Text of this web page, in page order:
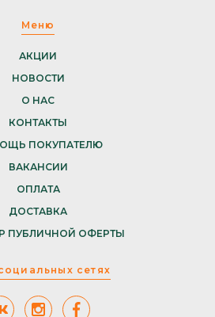
Меню
АКЦИИ
НОВОСТИ
О НАС
КОНТАКТЫ
ПОКУПАТЕЛЮ
ВАКАНСИИ
ОПЛАТА
ДОСТАВКА
ПУБЛИЧНОЙ ОФЕРТЫ
сетях